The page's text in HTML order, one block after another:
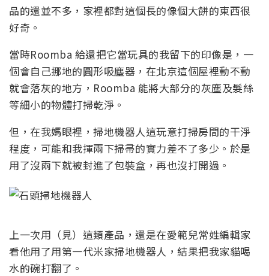
品的還並不多，家裡都對這個長的像個大餅的東西很
好奇。
當時Roomba 給還把它當玩具的我留下的印像是，一
個會自己挪地的圓形吸塵器，在北京這個屋裡動不動
就會落灰的地方，Roomba 能將大部分的灰塵及髮絲
等細小的物體打掃乾淨。
但，在我媽眼裡，掃地機器人這玩意打掃房間的干淨
程度，可能和我揮兩下掃帚的實力差不了多少。於是
用了沒兩下就被封進了包裝盒，再也沒打開過。
上一次用（見）這類產品，還是在愛範兒常姓編輯家
看他用了用第一代米家掃地機器人，結果把我家貓喝
水的碗打翻了。